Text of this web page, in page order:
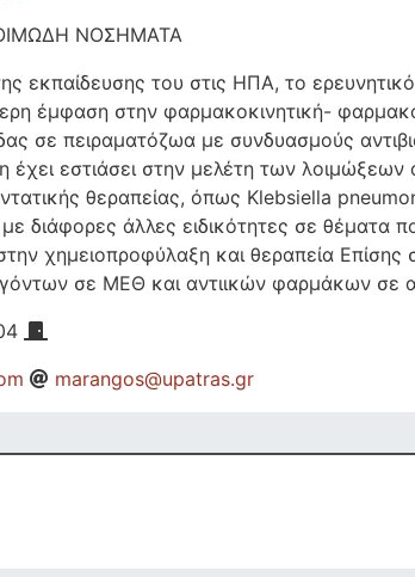
ΝΟΣΗΜΑΤΑ
εκπαίδευσης του στις ΗΠΑ, το
έμφαση στην φαρμακοκινητική-
σε πειραματόζωα με συνδυασμούς
έχει εστιάσει στην μελέτη των
θεραπείας, όπως Klebsiella
διάφορες άλλες ειδικότητες σε θέματα
χημειοπροφύλαξη και θεραπεία Επίσης
σε ΜΕΘ και αντιικών φαρμάκων σε
marangos@upatras.gr